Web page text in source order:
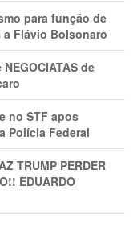
para função de
Flávio Bolsonaro
de
no STF apos
Polícia Federal
TRUMP PERDER
EDUARDO